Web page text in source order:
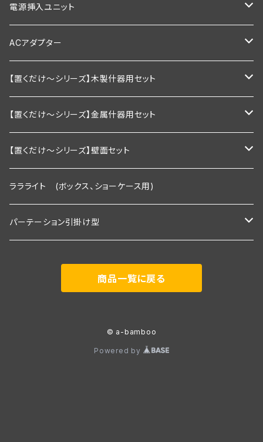
1200ｍｍ以下
900mm以下
1200mm以下
600ｍｍ以下
900ｍｍ以下
1200ｍｍ以下
1200ｍｍ
600ｍｍ以下
900ｍｍ以下
1200ｍｍ以下
棚板幅600×奥行250ｍｍ
棚板幅900×奥行200ｍｍ
棚板幅900×奥行250ｍｍ
棚板幅1200×奥行200ｍｍ
棚板幅1200×奥行250ｍｍ
シングルタイプ
ダブルタイプ
絶縁引掛けタイプ
電源挿入ユニット
通常型
調光器付き
ACアダプター
業務用
家庭用向け
【置くだけ～シリーズ】木製什器用セット
2段セット
2段セット＋トップライト付き
3段セット
３段セット＋トップライト付き
【置くだけ～シリーズ】金属什器用セット
Ｒシリーズ 30ｃｍ板・置くピカタイプ
２段タイプ 埋込照明付き棚板×2枚＋棚板
３段タイプ 埋込照明付き棚板×３枚＋棚板
Ｒシリーズ 30ｃｍ板・埋込タイプ
２段タイプ 埋込照明付き棚板×2枚＋棚板
Ｓシリーズ 30ｃｍ板・置くピカタイプ
３段タイプ 埋込照明付き棚板×３枚＋棚板
２段タイプ 埋込照明付き棚板×2枚＋棚板
Ｐシリーズ 30ｃｍ板・置くピカタイプ
２段タイプ 埋込照明付き棚板×2枚＋棚板
Ｐシリーズ 30ｃｍ板・埋込タイプ
【置くだけ～シリーズ】壁面セット
Rシリーズ 【既存】タイプ
2段用タイプ
Rシリーズ 【新規】30ｃｍ板・埋込タイプ
3段用タイプ 埋込照明付き棚板×3枚＋棚板
Ｓシリーズ 【新規】30ｃｍ板・埋込タイプ
2段用タイプ 埋込照明付き棚板×2枚＋棚板
ララライト (ボックス、ショーケース用)
パーテーション引掛け型
展示会向け 2400ｍｍタイプ(照明付き棚板3枚付き)
事務所用 900ｍｍタイプ(棚板2枚付き)
商品一覧に戻る
© a-bamboo
Powered by